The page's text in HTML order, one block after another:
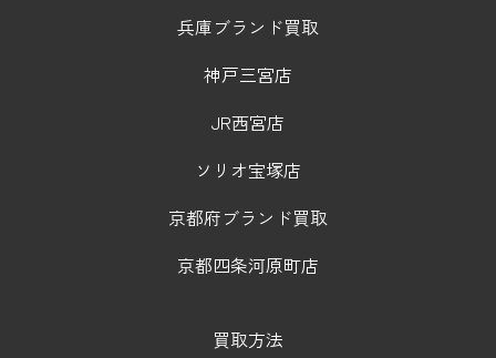
兵庫ブランド買取
神戸三宮店
JR西宮店
ソリオ宝塚店
京都府ブランド買取
京都四条河原町店
買取方法